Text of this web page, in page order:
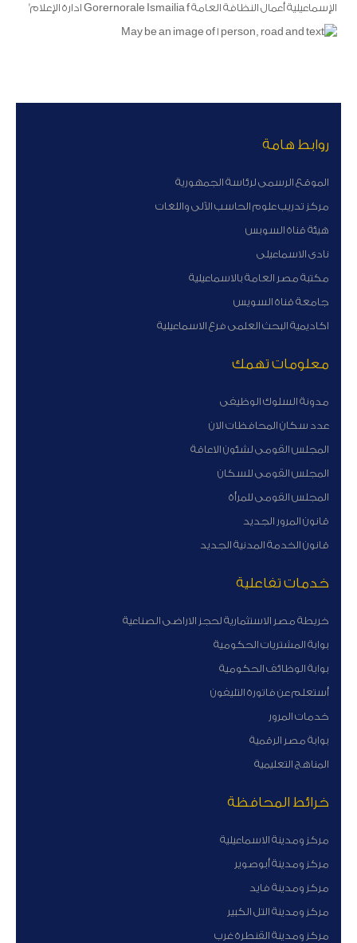
روابط هامة
الموقع الرسمى لرئاسة الجمهورية
مركز تدريب علوم الحاسب الآلى واللغات
هيئة قناة السوبس
نادى الاسماعيلى
مكتبة مصر العامة بالاسماعيلية
جامعة قناة السويس
اكاديمية البحث العلمى فرع الاسماعيلية
معلومات تهمك
مدونة السلوك الوظيفى
عدد سكان المحافظات الان
المجلس القومى لشئون الاعاقة
المجلس القومى للسكان
المجلس القومى للمرأة
قانون المرور الجديد
قانون الخدمة المدنية الجديد
خدمات تفاعلية
خريطة مصر الاستثمارية لحجز الاراضى الصناعية
بوابة المشتريات الحكومية
بوابة الوظائف الحكومية
أستعلم عن فاتورة التليفون
خدمات المرور
بوابة مصر الرقمية
المناهج التعليمية
خرائط المحافظة
مركز ومدينة الاسماعيلية
مركز ومدينة أبوصوير
مركز ومدينة فايد
مركز ومدينة التل الكبير
مركز ومدينة القنطرة غرب